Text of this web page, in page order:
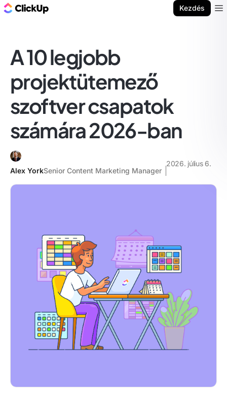
Kezdés
A 10 legjobb
projektütemező
szoftver csapatok
számára 2026-ban
Alex YorkSenior Content Marketing Manager
2026. július 6.